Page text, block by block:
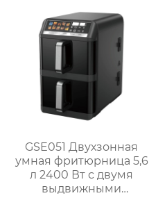
многофункциональная
большая ручка
воздушная печь
GSE051 Двухзонная
умная фритюрница 5,6
л 2400 Вт с двумя
выдвижными